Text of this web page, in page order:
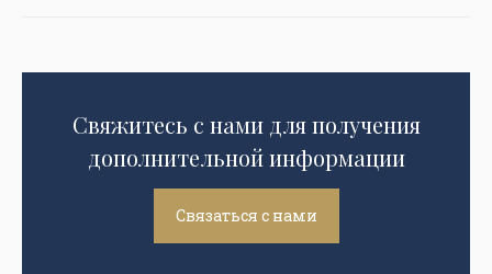
Свяжитесь с нами для получения
дополнительной информации
Связаться с нами